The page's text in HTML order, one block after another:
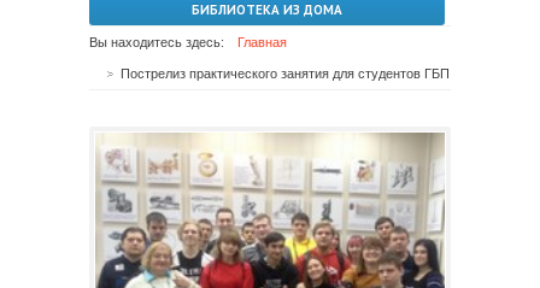
БИБЛИОТЕКА ИЗ ДОМА
Вы находитесь здесь: Главная